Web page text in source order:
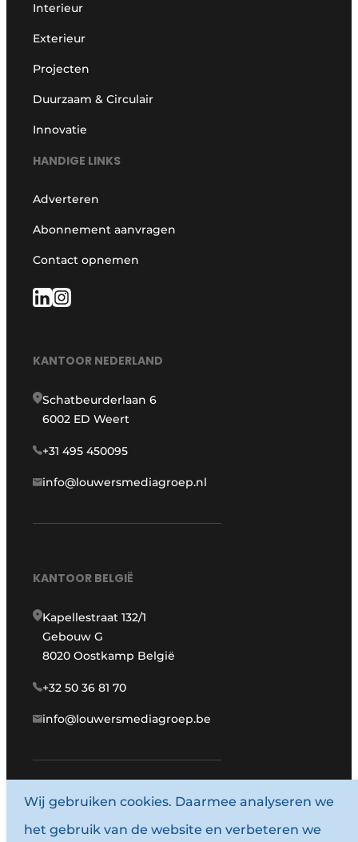
Interieur
Exterieur
Projecten
Duurzaam & Circulair
Innovatie
HANDIGE LINKS
Adverteren
Abonnement aanvragen
Contact opnemen
KANTOOR NEDERLAND
Schatbeurderlaan 6
6002 ED Weert
+31 495 450095
info@louwersmediagroep.nl
KANTOOR BELGIË
Kapellestraat 132/1
Gebouw G
8020 Oostkamp België
+32 50 36 81 70
info@louwersmediagroep.be
www.louwersmediagroep.com
© 1987 - 2026 Louwersmediagroep.
Wij gebruiken cookies. Daarmee analyseren we
het gebruik van de website en verbeteren we